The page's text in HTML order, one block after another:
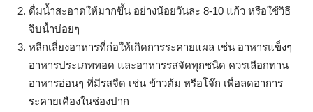
ดื่มน้ำสะอาดให้มากขึ้น อย่างน้อยวันละ 8-10 แก้ว หรือใช้วิธี
จิบน้ำบ่อยๆ
หลีกเลี่ยงอาหารที่ก่อให้เกิดการระคายแผล เช่น อาหารแข็งๆ
อาหารประเภททอด และอาหารรสจัดทุกชนิด ควรเลือกทาน
อาหารอ่อนๆ ที่มีรสจืด เช่น ข้าวต้ม หรือโจ๊ก เพื่อลดอาการ
ระคายเคืองในช่องปาก